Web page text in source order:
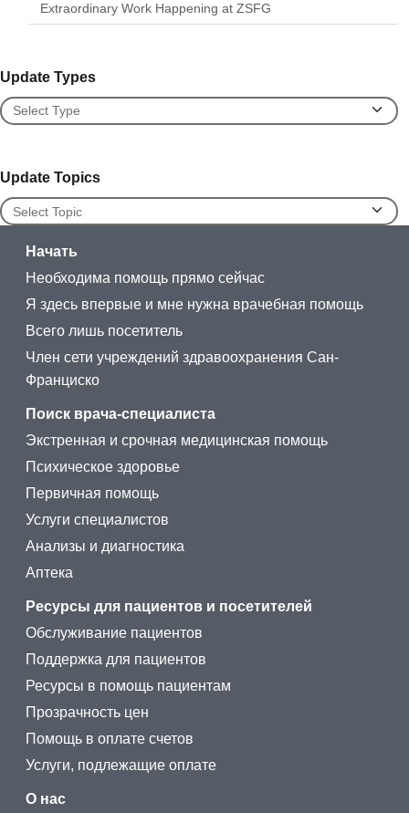
Extraordinary Work Happening at ZSFG
Update Types
Update Types
Update Topics
Update Topics
Начать
Необходима помощь прямо сейчас
Я здесь впервые и мне нужна врачебная помощь
Всего лишь посетитель
Член сети учреждений здравоохранения Сан-
Франциско
Поиск врача-специалиста
Экстренная и срочная медицинская помощь
Психическое здоровье
Первичная помощь
Услуги специалистов
Анализы и диагностика
Аптека
Ресурсы для пациентов и посетителей
Обслуживание пациентов
Поддержка для пациентов
Ресурсы в помощь пациентам
Прозрачность цен
Помощь в оплате счетов
Услуги, подлежащие оплате
О нас